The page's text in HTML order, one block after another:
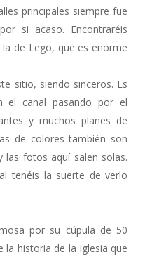
principales siempre fue
si acaso. Encontraréis
de Lego, que es enorme
sitio, siendo sinceros. Es
el canal pasando por el
y muchos planes de
de colores también son
las fotos aquí salen solas.
tenéis la suerte de verlo
por su cúpula de 50
la historia de la iglesia que